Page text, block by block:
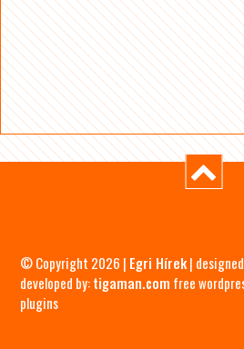
© Copyright 2026 | Egri Hírek|
developed by:tigaman.com free
plugins